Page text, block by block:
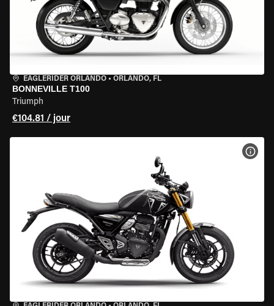
EAGLERIDER ORLANDO • ORLANDO, FL
BONNEVILLE T100
Triumph
€104.81 / jour